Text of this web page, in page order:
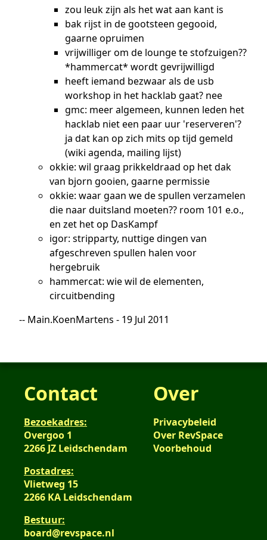
zou leuk zijn als het wat aan kant is
bak rijst in de gootsteen gegooid,
gaarne opruimen
vrijwilliger om de lounge te stofzuigen??
*hammercat* wordt gevrijwilligd
heeft iemand bezwaar als de usb
workshop in het hacklab gaat? nee
gmc: meer algemeen, kunnen leden het
hacklab niet een paar uur 'reserveren'?
ja dat kan op zich mits op tijd gemeld
(wiki agenda, mailing lijst)
okkie: wil graag prikkeldraad op het dak
van bjorn gooien, gaarne permissie
okkie: waar gaan we de spullen verzamelen
die naar duitsland moeten?? room 101 e.o.,
en zet het op DasKampf
igor: stripparty, nuttige dingen van
afgeschreven spullen halen voor
hergebruik
hammercat: wie wil de elementen,
circuitbending
-- Main.KoenMartens - 19 Jul 2011
Contact
Bezoekadres:
Overgoo 1
2266 JZ Leidschendam
Postadres:
Vlietweg 15
2266 KA Leidschendam
Bestuur:
board@revspace.nl
Over
Privacybeleid
Over RevSpace
Voorbehoud